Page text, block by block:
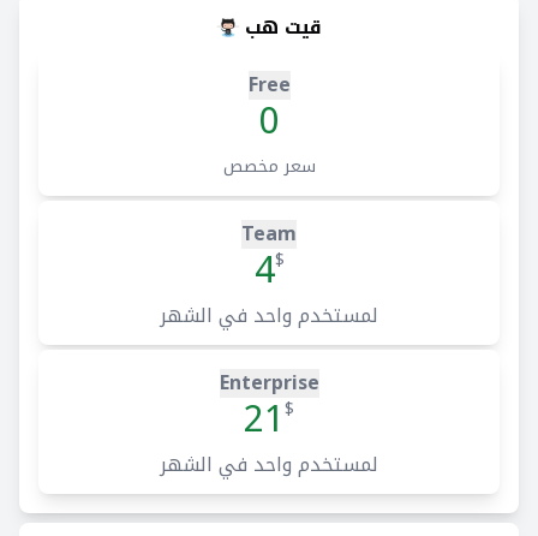
قيت هب
Free
0
سعر مخصص
Team
$
4
لمستخدم واحد في الشهر
Enterprise
$
21
لمستخدم واحد في الشهر